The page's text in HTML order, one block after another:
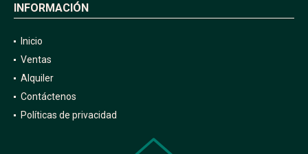
INFORMACIÓN
Inicio
Ventas
Alquiler
Contáctenos
Políticas de privacidad